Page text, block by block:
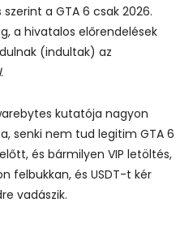
a GTA 6 csak 2026.
a hivatalos előrendelések
(indultak) az
.
kutatója nagyon
senki nem tud legitim GTA 6
és bármilyen VIP letöltés,
felbukkan, és USDT-t kér
vadászik.